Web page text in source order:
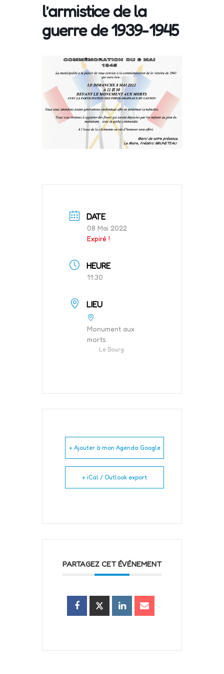
l’armistice de la
guerre de 1939-1945
DATE
08 Mai 2022
Expiré !
HEURE
11:30
LIEU
Monument aux
morts
Le Bourg
+ Ajouter à mon Agenda Google
+ iCal / Outlook export
PARTAGEZ CET ÉVÉNEMENT